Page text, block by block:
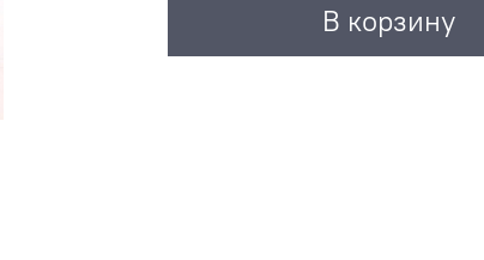
В корзину